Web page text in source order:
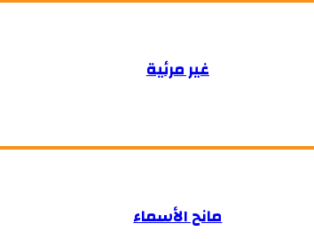
غير مرئية
مانح الأسماء